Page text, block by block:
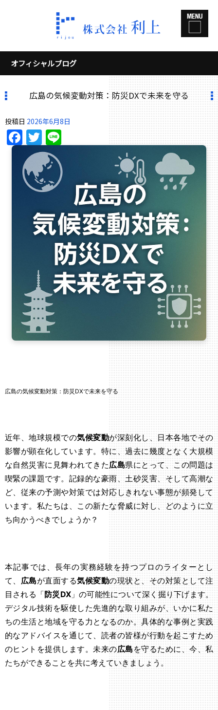
オフィシャルブログ
広島の気候変動対策：防災DXで未来を守る
投稿日 2026年6月8日
Facebook
Twitter
広島の気候変動対策：防災DXで未来を守る
近年、地球規模での気候変動が深刻化し、日本各地でその
影響が顕在化しています。特に、過去に幾度となく大規模
な自然災害に見舞われてきた広島県にとって、この問題は
喫緊の課題です。記録的な豪雨、土砂災害、そして高潮な
ど、従来の予測や対策では対応しきれない事態が頻発して
います。私たちは、この新たな脅威に対し、どのように立
ち向かうべきでしょうか？
本記事では、長年の実務経験を持つプロのライターとし
て、 広島が直面する気候変動の現状と、その対策として注
目される「防災DX」の可能性について深く掘り下げます。
デジタル技術を駆使した先進的な取り組みが、いかに私た
ちの生活と地域を守る力となるのか。具体的な事例と実践
的なアドバイスを通じて、読者の皆様が行動を起こすため
のヒントを提供します。未来の広島 を守るために、今、私
たちができることを共に考えていきましょう。